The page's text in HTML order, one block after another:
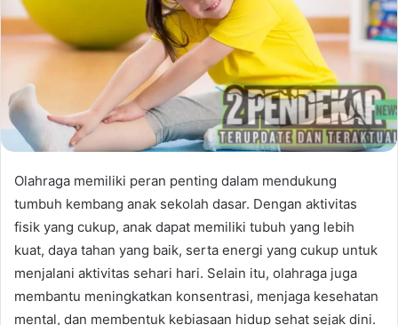
Olahraga memiliki peran penting dalam mendukung
tumbuh kembang anak sekolah dasar. Dengan aktivitas
fisik yang cukup, anak dapat memiliki tubuh yang lebih
kuat, daya tahan yang baik, serta energi yang cukup untuk
menjalani aktivitas sehari hari. Selain itu, olahraga juga
membantu meningkatkan konsentrasi, menjaga kesehatan
mental, dan membentuk kebiasaan hidup sehat sejak dini.